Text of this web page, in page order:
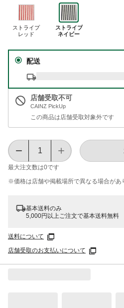
ストライプ
レッド
ストライプ
ネイビー
配送
店舗受取不可
CAINZ PickUp
この商品は店舗受取対象外です
最大注文数は0です
※価格は​店舗や​掲載場所で​異なる​場合が​あ
基本送料のみ
5,000円以上ご注文で基本送料無料
送料について
店舗受取のお支払いについて